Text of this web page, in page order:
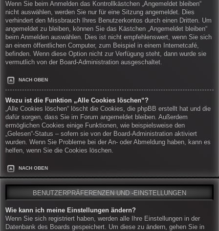
Wenn Sie beim Anmelden das Kontrollkästchen „Angemeldet bleiben“
nicht auswählen, werden Sie nur für eine Sitzung angemeldet. Dies
verhindert den Missbrauch Ihres Benutzerkontos durch einen Dritten. Um
angemeldet zu bleiben, können Sie das Kästchen „Angemeldet bleiben“
beim Anmelden auswählen. Dies ist nicht empfehlenswert, wenn Sie sich
an einem öffentlichen Computer, zum Beispiel in einem Internetcafé,
befinden. Wenn diese Option nicht zur Verfügung steht, dann wurde sie
vermutlich von der Board-Administration ausgeschaltet.
NACH OBEN
Wozu ist die Funktion „Alle Cookies löschen“?
„Alle Cookies löschen“ löscht die Cookies, die phpBB erstellt hat und die
dafür sorgen, dass Sie im Forum angemeldet bleiben. Außerdem
ermöglichen Cookies einige Funktionen, wie beispielsweise den
„Gelesen“-Status – sofern sie von der Board-Administration aktiviert
wurden. Wenn Sie Probleme bei der An- oder Abmeldung haben, kann es
helfen, wenn Sie die Cookies löschen.
NACH OBEN
BENUTZERPRÄFERENZEN UND -EINSTELLUNGEN
Wie kann ich meine Einstellungen ändern?
Wenn Sie sich registriert haben, werden alle Ihre Einstellungen in der
Datenbank des Boards gespeichert. Um diese zu ändern, gehen Sie in